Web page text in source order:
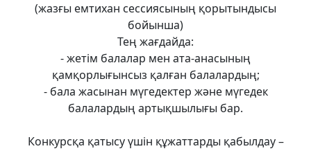
(жазғы емтихан сессиясының қорытындысы
бойынша)
Тең жағдайда:
- жетім балалар мен ата-анасының
қамқорлығынсыз қалған балалардың;
- бала жасынан мүгедектер және мүгедек
балалардың артықшылығы бар.
Конкурсқа қатысу үшін құжаттарды қабылдау –